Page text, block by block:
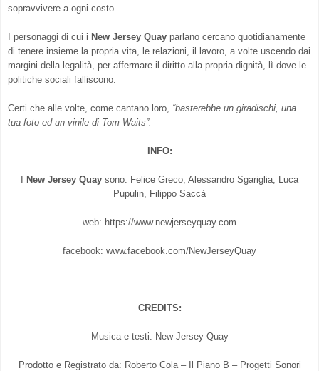
sopravvivere a ogni costo.
I personaggi di cui i New Jersey Quay parlano cercano quotidianamente
di tenere insieme la propria vita, le relazioni, il lavoro, a volte uscendo dai
margini della legalità, per affermare il diritto alla propria dignità, lì dove le
politiche sociali falliscono.
Certi che alle volte, come cantano loro, “basterebbe un giradischi, una
tua foto ed un vinile di Tom Waits”.
INFO:
New Jersey Quay sono: Felice Greco, Alessandro Sgariglia, Luca
Pupulin, Filippo Saccà
web: https://www.newjerseyquay.com
facebook: www.facebook.com/NewJerseyQuay
CREDITS:
Musica e testi: New Jersey Quay
Prodotto e Registrato da: Roberto Cola – Il Piano B – Progetti Sonori